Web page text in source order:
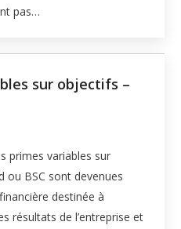
pas…
sur objectifs –
primes variables sur
ou BSC sont devenues
destinée à
résultats de l’entreprise et